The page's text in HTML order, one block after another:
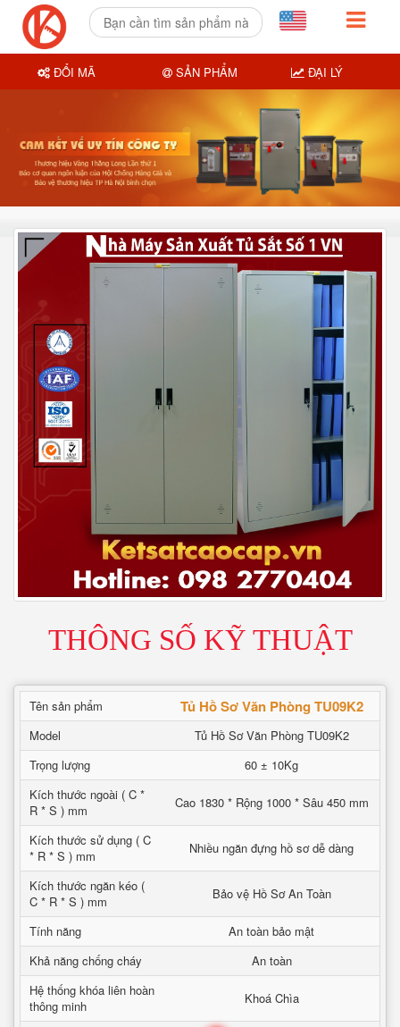
THÔNG SỐ KỸ THUẬT
Tên sản phẩm Tủ Hồ Sơ Văn Phòng TU09K2
Model
Tủ Hồ Sơ Văn Phòng TU09K2
Trọng lượng
60 ± 10Kg
Kích thước ngoài ( C *
R * S ) mm
Cao 1830 * Rộng 1000 * Sâu 450 mm
Kích thước sử dụng ( C
* R * S ) mm
Nhiều ngăn đựng hồ sơ dễ dàng
Kích thước ngăn kéo (
C * R * S ) mm
Bảo vệ Hồ Sơ An Toàn
Tính năng
An toàn bảo mật
Khả năng chống cháy
An toàn
Hệ thống khóa liên hoàn
thông minh
Khoá Chìa
ĐỔI MÃ SẢN PHẨM ĐẠI LÝ